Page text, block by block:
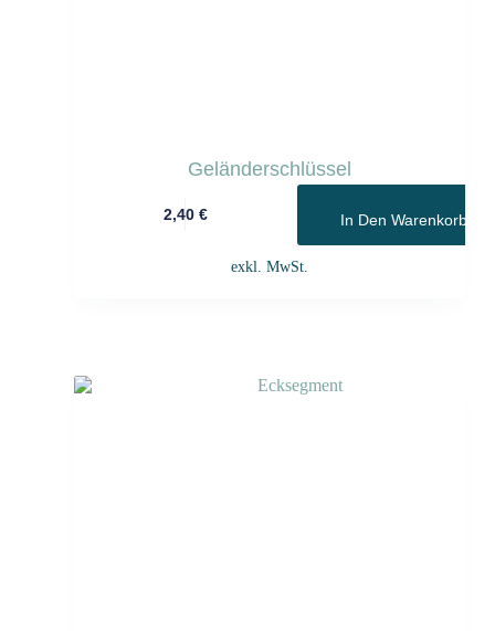
Geländerschlüssel
2,40 € In Den Warenkorb
exkl. MwSt.